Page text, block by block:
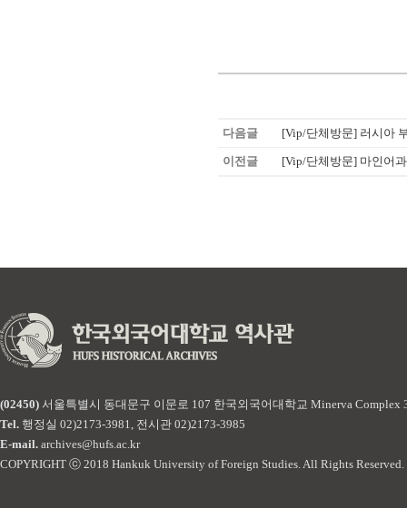
다음글 [Vip/단체방문] 러시아
이전글 [Vip/단체방문] 마인어
(02450) 서울특별시 동대문구 이문로 107 한국외국어대학교 Minerva Complex
Tel. 행정실 02)2173-3981, 전시관 02)2173-3985
E-mail. archives@hufs.ac.kr
COPYRIGHT ⓒ 2018 Hankuk University of Foreign Studies. All Rights Reserved.